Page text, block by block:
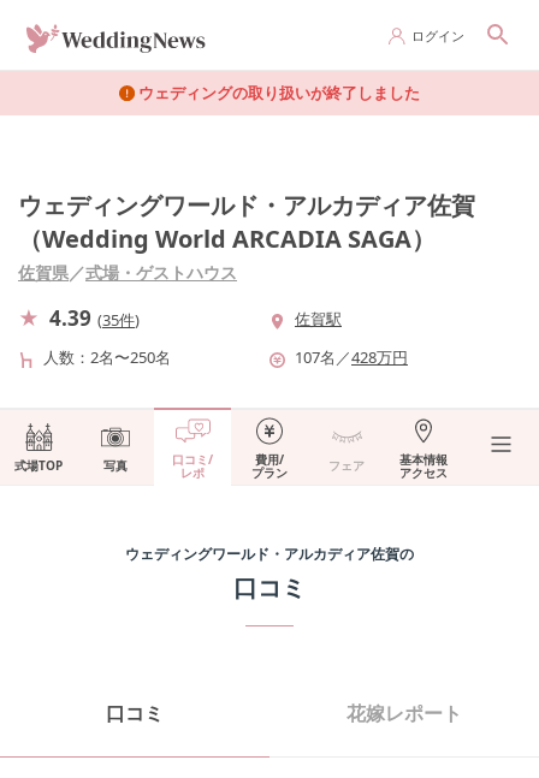
ログイン
ウェディングの取り扱いが終了しました
ウェディングワールド・アルカディア佐賀
（Wedding World ARCADIA SAGA）
佐賀県／式場・ゲストハウス
4.39 (35件)
佐賀駅
人数
2名〜250名 107名 ／428万円
式場TOP 写真 口コミ/
レポ
費用/
プラン フェア 基本情報
アクセス
ウェディングワールド・アルカディア佐賀の
口コミ
口コミ 花嫁レポート